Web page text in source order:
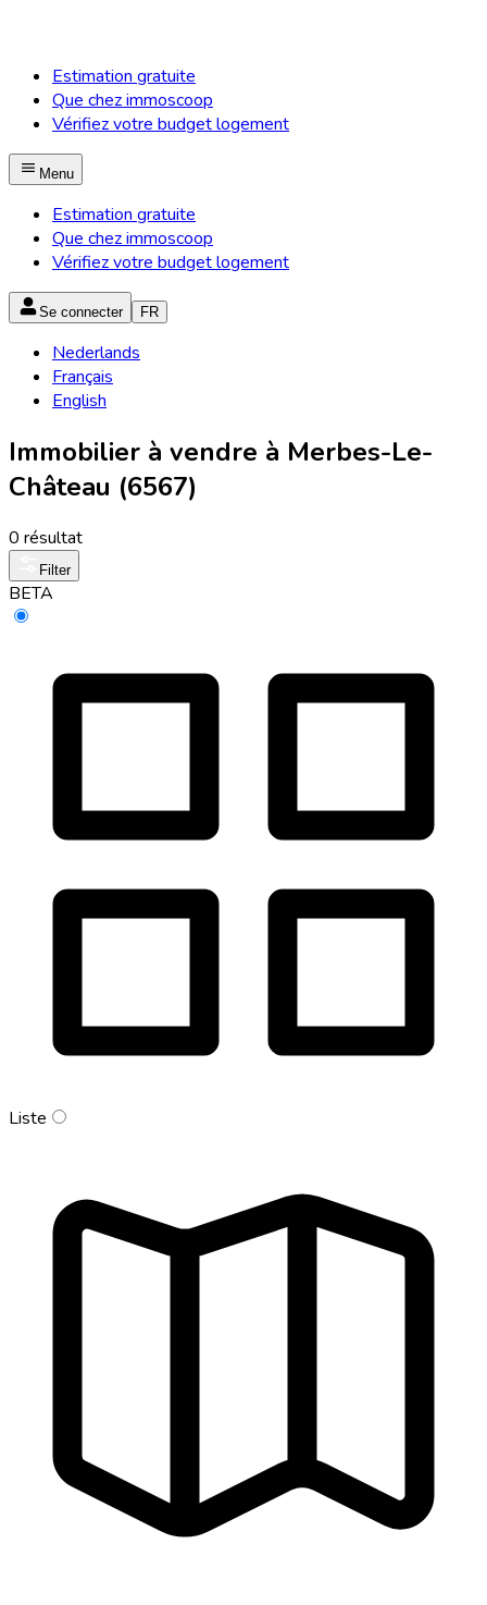
Estimation gratuite
Que chez immoscoop
Vérifiez votre budget logement
Menu
Estimation gratuite
Que chez immoscoop
Vérifiez votre budget logement
Se connecter FR
Nederlands
Français
English
Immobilier à vendre à Merbes-Le-
Château (6567)
0 résultat
Filter
BETA
Liste